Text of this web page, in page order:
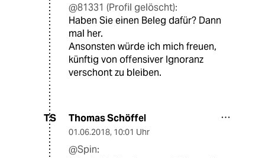
@81331 (Profil gelöscht):
Haben Sie einen Beleg dafür? Dann
mal her.
Ansonsten würde ich mich freuen,
künftig von offensiver Ignoranz
verschont zu bleiben.
TS Thomas Schöffel
01.06.2018, 10:01 Uhr
@Spin: